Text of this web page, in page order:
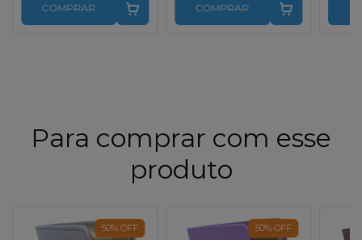
COMPRAR COMPRAR
Para comprar com esse
produto
50%OFF 50%OFF